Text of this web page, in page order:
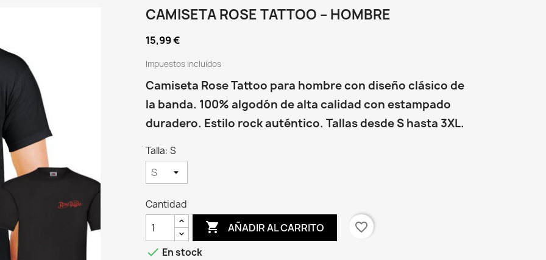
CAMISETA ROSE TATTOO – HOMBRE
15,99 €
Impuestos incluidos
Camiseta Rose Tattoo para hombre con diseño clásico de
la banda. 100% algodón de alta calidad con estampado
duradero. Estilo rock auténtico. Tallas desde S hasta 3XL.
Talla: S
Cantidad
 AÑADIR AL CARRITO
favorite_border
 En stock